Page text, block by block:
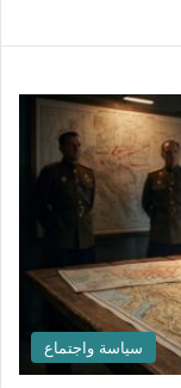
سياسة واجتماع